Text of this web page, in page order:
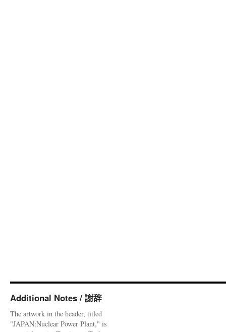
Additional Notes / 謝辞
The artwork in the header, titled
"JAPAN:Nuclear Power Plant," is